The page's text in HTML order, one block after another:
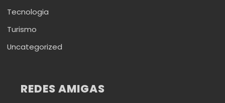
Tecnologia
Turismo
Uncategorized
REDES AMIGAS